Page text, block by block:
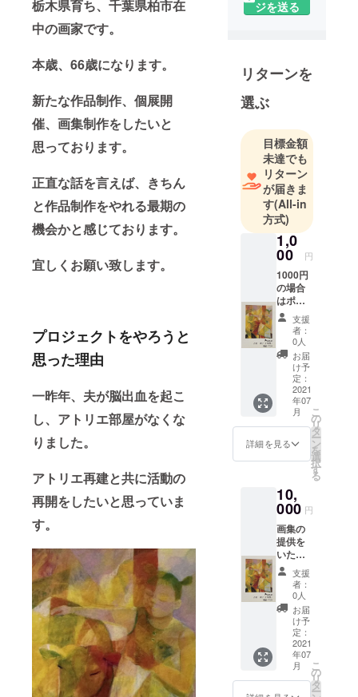
栃木県育ち、千葉県柏市在
中の画家です。
本歳、66歳になります。
新たな作品制作、個展開
催、画集制作をしたいと
思っております。
正直な話を言えば、きちん
と作品制作をやれる最期の
機会かと感じております。
宜しくお願い致します。
プロジェクトをやろうと
思った理由
一昨年、夫が脳出血を起こ
し、アトリエ部屋がなくな
りました。
アトリエ再建と共に活動の
再開をしたいと思っていま
す。
ジを送る
リターンを
選ぶ
目標金額
未達でも
リターン
が届きま
す(All-in
方式)
1,0
00 円
1000円
の場合
はポス
トカー
ドの提
供。
支援
者：
0人
お届
け予
定：
2021
年07
月
詳細を見る
こ
の
リ
タ
ー
ン
を
選
択
す
る
10,
000 円
画集の
提供を
いたし
ます。
支援
者：
0人
お届
け予
定：
2021
年07
月
こ
の
リ
タ
ー